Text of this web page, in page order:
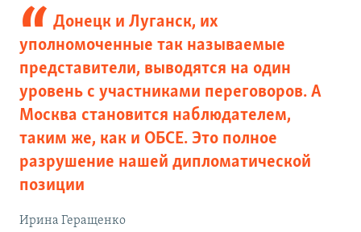
Донецк и Луганск, их
уполномоченные так называемые
представители, выводятся на один
уровень с участниками переговоров. А
Москва становится наблюдателем,
таким же, как и ОБСЕ. Это полное
разрушение нашей дипломатической
позиции
Ирина Геращенко